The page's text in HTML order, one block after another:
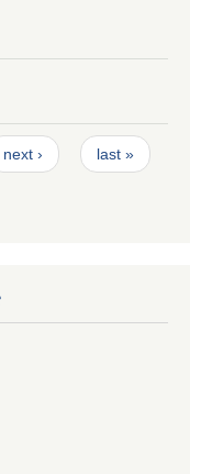
next › last »